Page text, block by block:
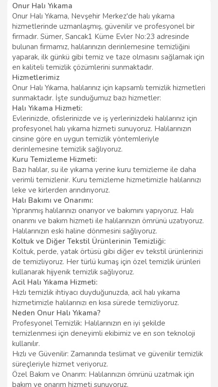
Onur Halı Yıkama
Onur Halı Yıkama, Nevşehir Merkez'de halı yıkama
hizmetlerinde uzmanlaşmış, güvenilir ve profesyonel bir
firmadır. Sümer, Sancak1 Küme Evler No:23 adresinde
bulunan firmamız, halılarınızın derinlemesine temizliğini
yaparak, ilk günkü gibi temiz ve taze olmasını sağlamak için
en kaliteli temizlik çözümlerini sunmaktadır.
Hizmetlerimiz
Onur Halı Yıkama, halılarınız için kapsamlı temizlik hizmetleri
sunmaktadır. İşte sunduğumuz bazı hizmetler:
Halı Yıkama Hizmeti:
Evlerinizde, ofislerinizde ve iş yerlerinizdeki halılarınız için
profesyonel halı yıkama hizmeti sunuyoruz. Halılarınızın
cinsine göre en uygun temizlik yöntemleriyle
derinlemesine temizlik sağlıyoruz.
Kuru Temizleme Hizmeti:
Bazı halılar, su ile yıkama yerine kuru temizleme ile daha
verimli temizlenir. Kuru temizleme hizmetimizle halılarınızı
leke ve kirlerden arındırıyoruz.
Halı Bakımı ve Onarımı:
Yıpranmış halılarınızı onarıyor ve bakımını yapıyoruz. Halı
onarımı ve bakım hizmeti ile halılarınızın ömrünü uzatıyoruz.
Halılarınızın eski haline dönmesini sağlıyoruz.
Koltuk ve Diğer Tekstil Ürünlerinin Temizliği:
Koltuk, perde, yatak örtüsü gibi diğer ev tekstil ürünlerinizi
de temizliyoruz. Her türlü kumaş için özel temizlik ürünleri
kullanarak hijyenik temizlik sağlıyoruz.
Acil Halı Yıkama Hizmeti:
Hızlı temizlik ihtiyacı duyduğunuzda, acil halı yıkama
hizmetimizle halılarınızı en kısa sürede temizliyoruz.
Neden Onur Halı Yıkama?
Profesyonel Temizlik: Halılarınızın en iyi şekilde
temizlenmesi için deneyimli ekibimiz ve en son teknoloji
kullanılır.
Hızlı ve Güvenilir: Zamanında teslimat ve güvenilir temizlik
süreçleriyle hizmet veriyoruz.
Özel Bakım ve Onarım: Halılarınızın ömrünü uzatmak için
bakım ve onarım hizmeti sunuyoruz.